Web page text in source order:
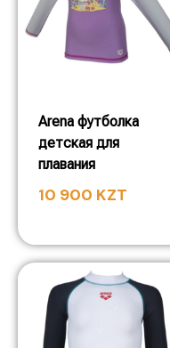
Arena футболка
детская для
плавания
10 900 KZT